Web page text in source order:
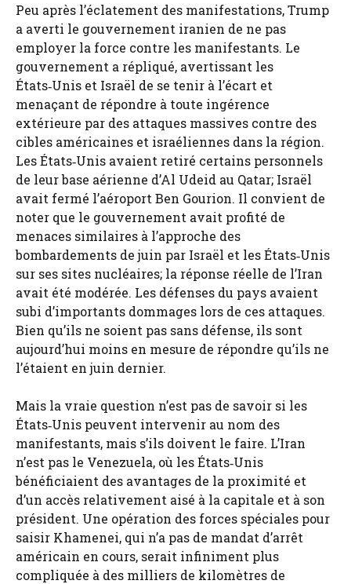
Peu après l’éclatement des manifestations, Trump
a averti le gouvernement iranien de ne pas
employer la force contre les manifestants. Le
gouvernement a répliqué, avertissant les
États‑Unis et Israël de se tenir à l’écart et
menaçant de répondre à toute ingérence
extérieure par des attaques massives contre des
cibles américaines et israéliennes dans la région.
Les États‑Unis avaient retiré certains personnels
de leur base aérienne d’Al Udeid au Qatar; Israël
avait fermé l’aéroport Ben Gourion. Il convient de
noter que le gouvernement avait profité de
menaces similaires à l’approche des
bombardements de juin par Israël et les États‑Unis
sur ses sites nucléaires; la réponse réelle de l’Iran
avait été modérée. Les défenses du pays avaient
subi d’importants dommages lors de ces attaques.
Bien qu’ils ne soient pas sans défense, ils sont
aujourd’hui moins en mesure de répondre qu’ils ne
l’étaient en juin dernier.
Mais la vraie question n’est pas de savoir si les
États‑Unis peuvent intervenir au nom des
manifestants, mais s’ils doivent le faire. L’Iran
n’est pas le Venezuela, où les États‑Unis
bénéficiaient des avantages de la proximité et
d’un accès relativement aisé à la capitale et à son
président. Une opération des forces spéciales pour
saisir Khamenei, qui n’a pas de mandat d’arrêt
américain en cours, serait infiniment plus
compliquée à des milliers de kilomètres de